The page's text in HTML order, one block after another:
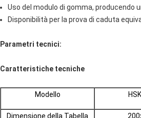
Uso del modulo di gomma, producendo
Disponibilità per la prova di caduta
Parametri tecnici:
Caratteristiche tecniche
Modello
Dimensione della Tabella